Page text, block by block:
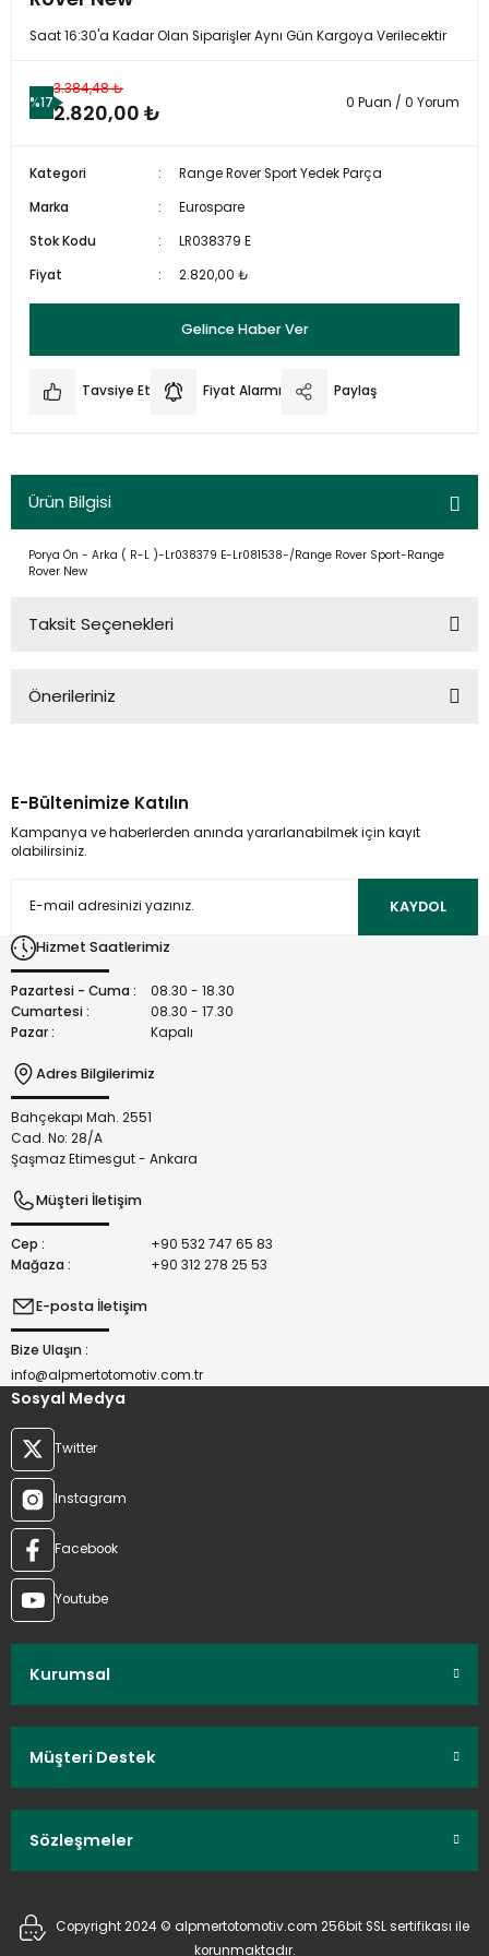
Saat 16:30'a Kadar Olan Siparişler Aynı Gün Kargoya Verilecektir
%17
3.384,48 ₺
2.820,00 ₺ 0 Puan / 0 Yorum
Kategori
Range Rover Sport Yedek Parça
Marka
Eurospare
Stok Kodu
LR038379 E
Fiyat
2.820,00 ₺
Gelince Haber Ver
Tavsiye Et Fiyat Alarmı Paylaş
Ürün Bilgisi
Porya Ön - Arka ( R-L )-Lr038379 E-Lr081538-/Range Rover Sport-Range
Rover New
Taksit Seçenekleri
Önerileriniz
kullanarak tarafımıza iletebilirsiniz.
Görüş ve önerileriniz için teşekkür ederiz.
Ürün açıklamasında eksik bilgiler bulunuyor.
Bu ürüne benzer farklı alternatifler olmalı.
E-Bültenimize Katılın
Kampanya ve haberlerden anında yararlanabilmek için kayıt
olabilirsiniz.
KAYDOL
Hizmet Saatlerimiz
Pazartesi - Cuma :
08.30 - 18.30
Cumartesi :
08.30 - 17.30
Pazar :
Kapalı
Adres Bilgilerimiz
Bahçekapı Mah. 2551
Cad. No: 28/A
Şaşmaz Etimesgut - Ankara
Müşteri İletişim
Cep :
+90 532 747 65 83
Mağaza :
+90 312 278 25 53
E-posta İletişim
Bize Ulaşın :
info@alpmertotomotiv.com.tr
Sosyal Medya
Twitter
Instagram
Facebook
Youtube
Kurumsal
Müşteri Destek
Sözleşmeler
Copyright 2024 © alpmertotomotiv.com 256bit SSL sertifikası ile
korunmaktadır.